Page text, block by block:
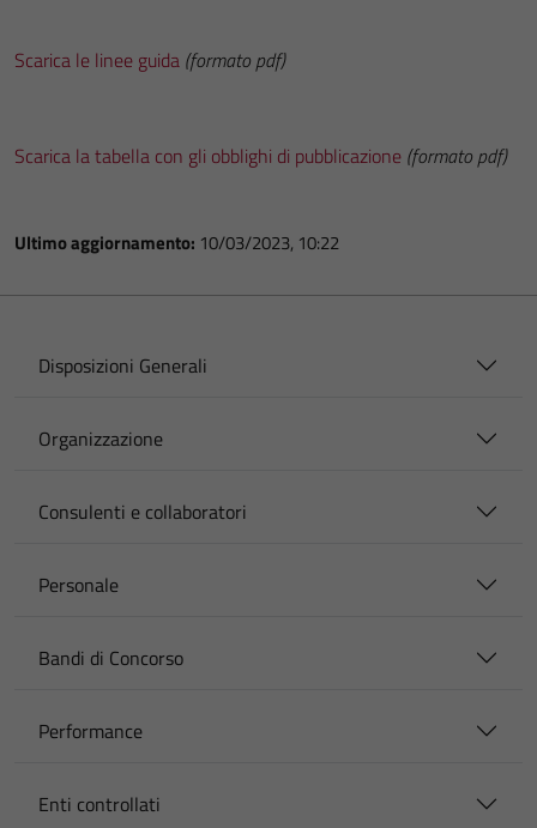
Scarica le linee guida (formato pdf)
Scarica la tabella con gli obblighi di pubblicazione (formato pdf)
Ultimo aggiornamento: 10/03/2023, 10:22
Disposizioni Generali
Organizzazione
Consulenti e collaboratori
Personale
Bandi di Concorso
Performance
Enti controllati